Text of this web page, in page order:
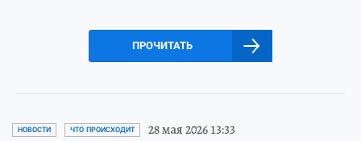
ПРОЧИТАТЬ
НОВОСТИ ЧТО ПРОИСХОДИТ 28 мая 2026 13:33